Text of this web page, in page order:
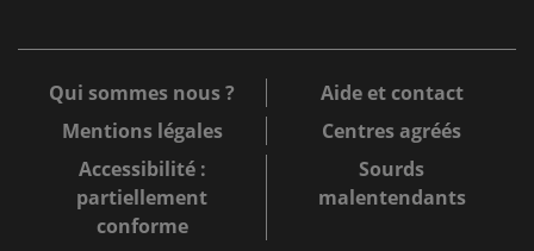
Qui sommes nous ?
Aide et contact
Mentions légales
Centres agréés
Accessibilité :
partiellement
conforme
Sourds
malentendants